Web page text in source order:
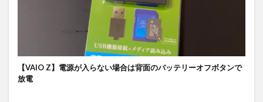
【VAIO Z】電源が入らない場合は背面のバッテリーオフボタンで
放電